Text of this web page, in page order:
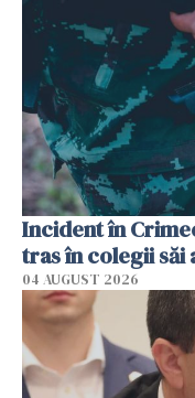
Incident în
tras în colegii săi
04 AUGUST 2026